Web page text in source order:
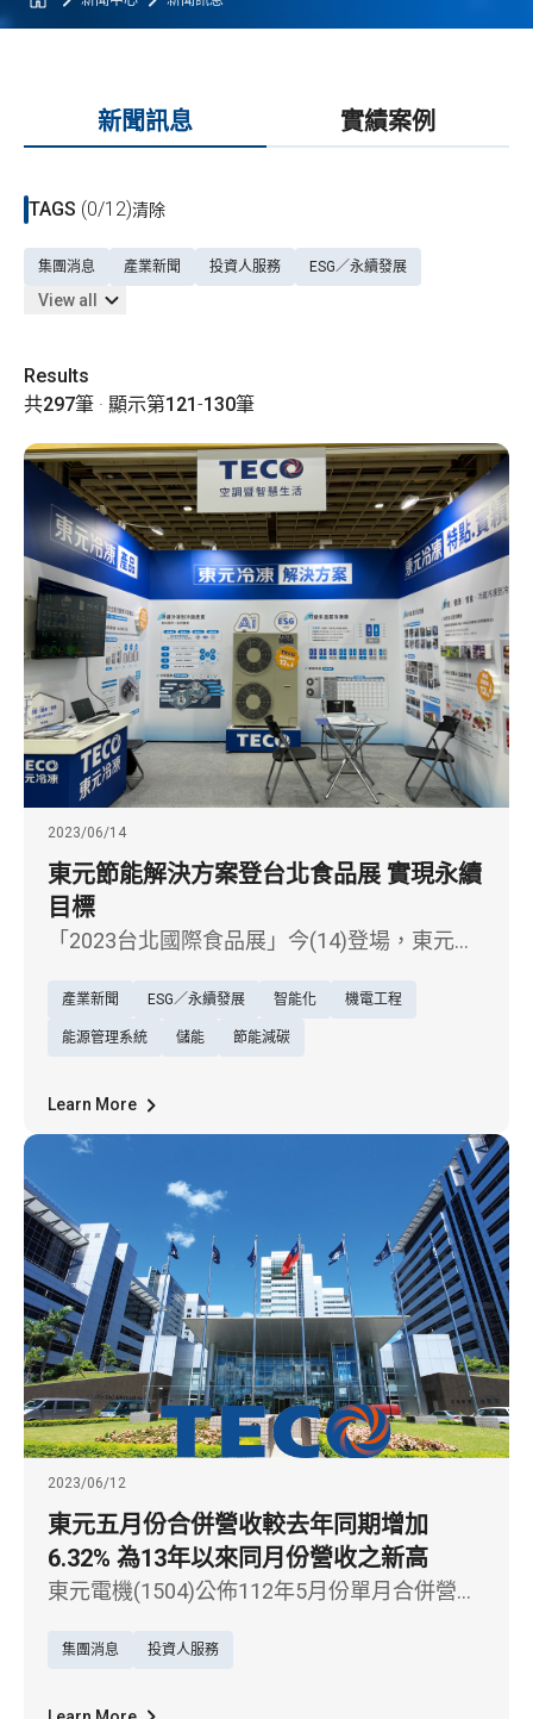
新聞訊息 實績案例
TAGS (0/12)清除
集團消息 產業新聞 投資人服務 ESG／永續發展
View all
Results
共297筆 · 顯示第121-130筆
2023/06/14
東元節能解決方案登台北食品展 實現永續
目標
「2023台北國際食品展」今(14)登場，東元電
東元電機今年為食品業者提供多項智慧節能的
產品和解決方案，包括食品業最需要的冷凍空
能保存食物的美味，而新一代環保冷媒，更達
到友善地球環境的目的；另外，還包括多款高
效率馬達及驅動系統解決方案，協助食品加
工、產線輸送帶等上中下游業者，達到節能減
排，實現永續目標。
產業新聞 ESG／永續發展 智能化 機電工程
能源管理系統 儲能 節能減碳
Learn More
2023/06/12
東元五月份合併營收較去年同期增加
6.32% 為13年以來同月份營收之新高
東元電機(1504)公佈112年5月份單月合併營收
6.32%，為過去13年以來同月份營收之新高。
集團消息 投資人服務